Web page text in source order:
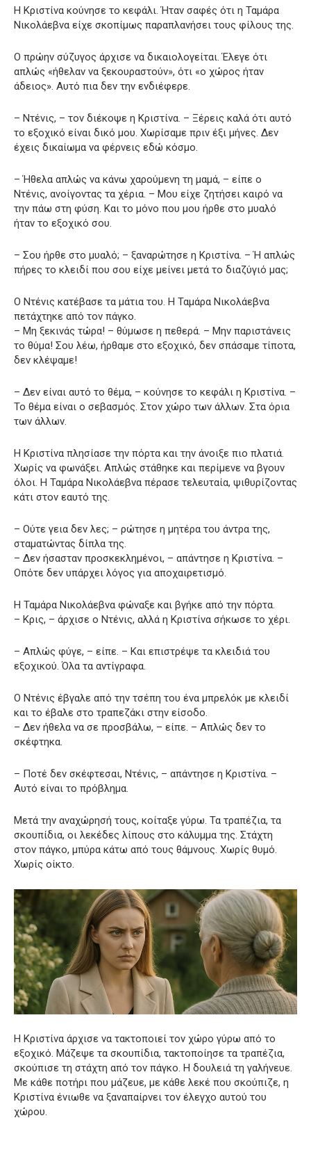
Η Κριστίνα κούνησε το κεφάλι. Ήταν σαφές ότι η Ταμάρα
Νικολάεβνα είχε σκοπίμως παραπλανήσει τους φίλους της.
Ο πρώην σύζυγος άρχισε να δικαιολογείται. Έλεγε ότι
απλώς «ήθελαν να ξεκουραστούν», ότι «ο χώρος ήταν
άδειος». Αυτό πια δεν την ενδιέφερε.
– Ντένις, – τον διέκοψε η Κριστίνα. – Ξέρεις καλά ότι αυτό
το εξοχικό είναι δικό μου. Χωρίσαμε πριν έξι μήνες. Δεν
έχεις δικαίωμα να φέρνεις εδώ κόσμο.
– Ήθελα απλώς να κάνω χαρούμενη τη μαμά, – είπε ο
Ντένις, ανοίγοντας τα χέρια. – Μου είχε ζητήσει καιρό να
την πάω στη φύση. Και το μόνο που μου ήρθε στο μυαλό
ήταν το εξοχικό σου.
– Σου ήρθε στο μυαλό; – ξαναρώτησε η Κριστίνα. – Ή απλώς
πήρες το κλειδί που σου είχε μείνει μετά το διαζύγιό μας;
Ο Ντένις κατέβασε τα μάτια του. Η Ταμάρα Νικολάεβνα
πετάχτηκε από τον πάγκο.
– Μη ξεκινάς τώρα! – θύμωσε η πεθερά. – Μην παριστάνεις
το θύμα! Σου λέω, ήρθαμε στο εξοχικό, δεν σπάσαμε τίποτα,
δεν κλέψαμε!
– Δεν είναι αυτό το θέμα, – κούνησε το κεφάλι η Κριστίνα. –
Το θέμα είναι ο σεβασμός. Στον χώρο των άλλων. Στα όρια
των άλλων.
Η Κριστίνα πλησίασε την πόρτα και την άνοιξε πιο πλατιά.
Χωρίς να φωνάξει. Απλώς στάθηκε και περίμενε να βγουν
όλοι. Η Ταμάρα Νικολάεβνα πέρασε τελευταία, ψιθυρίζοντας
κάτι στον εαυτό της.
– Ούτε γεια δεν λες; – ρώτησε η μητέρα του άντρα της,
σταματώντας δίπλα της.
– Δεν ήσασταν προσκεκλημένοι, – απάντησε η Κριστίνα. –
Οπότε δεν υπάρχει λόγος για αποχαιρετισμό.
Η Ταμάρα Νικολάεβνα φώναξε και βγήκε από την πόρτα.
– Κρις, – άρχισε ο Ντένις, αλλά η Κριστίνα σήκωσε το χέρι.
– Απλώς φύγε, – είπε. – Και επιστρέψε τα κλειδιά του
εξοχικού. Όλα τα αντίγραφα.
Ο Ντένις έβγαλε από την τσέπη του ένα μπρελόκ με κλειδί
και το έβαλε στο τραπεζάκι στην είσοδο.
– Δεν ήθελα να σε προσβάλω, – είπε. – Απλώς δεν το
σκέφτηκα.
– Ποτέ δεν σκέφτεσαι, Ντένις, – απάντησε η Κριστίνα. –
Αυτό είναι το πρόβλημα.
Μετά την αναχώρησή τους, κοίταξε γύρω. Τα τραπέζια, τα
σκουπίδια, οι λεκέδες λίπους στο κάλυμμα της. Στάχτη
στον πάγκο, μπύρα κάτω από τους θάμνους. Χωρίς θυμό.
Χωρίς οίκτο.
Η Κριστίνα άρχισε να τακτοποιεί τον χώρο γύρω από το
εξοχικό. Μάζεψε τα σκουπίδια, τακτοποίησε τα τραπέζια,
σκούπισε τη στάχτη από τον πάγκο. Η δουλειά τη γαλήνευε.
Με κάθε ποτήρι που μάζευε, με κάθε λεκέ που σκούπιζε, η
Κριστίνα ένιωθε να ξαναπαίρνει τον έλεγχο αυτού του
χώρου.